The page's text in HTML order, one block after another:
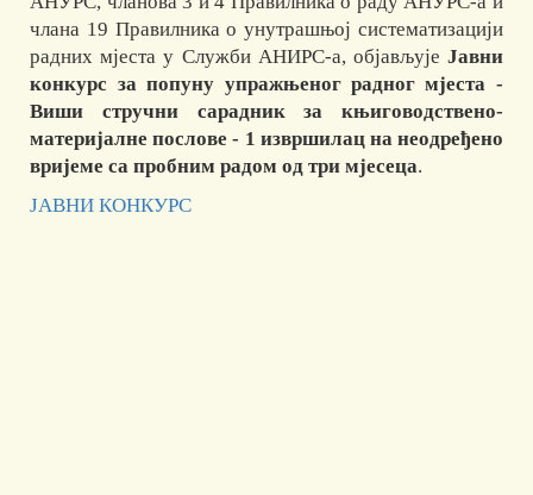
члана 19 Правилника о унутрашњој систематизацији
радних мјеста у Служби АНИРС-а, објављује Јавни
конкурс за попуну упражњеног радног мјеста -
Виши стручни сарадник за књиговодствено-
материјалне послове - 1 извршилац на неодређено
вријеме са пробним радом од три мјесеца.
ЈАВНИ КОНКУРС